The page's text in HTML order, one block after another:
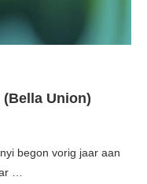
(Bella Union)
begon vorig jaar aan
…